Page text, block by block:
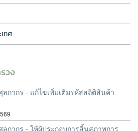
ทศ
วง
ลกากร - แก้ไขเพิ่มเติมรหัสสถิติสินค้า
ลกากร - ให้ผู้ประกอบการสิ้นสภาพการ